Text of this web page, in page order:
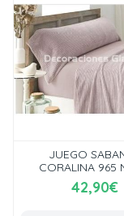
JUEGO
CORALINA 965
42,90€